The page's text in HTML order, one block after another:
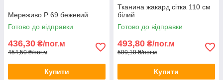
Мереживо Р 69 бежевий
Готово до відправки
436,30 ₴/пог.м
454,50 ₴/пог.м
Купити
Тканина жакард сітка 110 см
білий
Готово до відправки
493,80 ₴/пог.м
509,10 ₴/пог.м
Купити